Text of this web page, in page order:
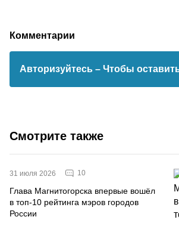
Комментарии
Авторизуйтесь – Чтобы
Смотрите также
31 июля 2026 10
Глава Магнитогорска впервые вошёл
в топ-10 рейтинга мэров городов
России